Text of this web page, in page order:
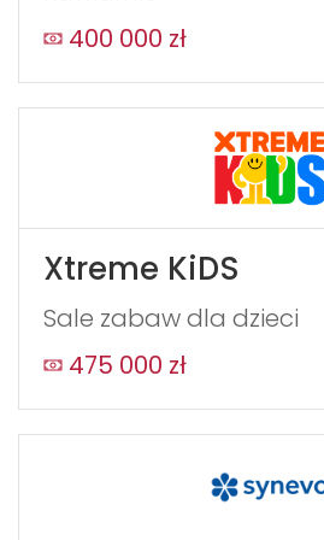
field 400 000 zł
Xtreme KiDS
Sale zabaw dla dzieci
475 000 zł